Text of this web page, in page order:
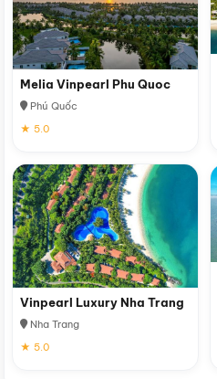
Melia Vinpearl Phu Quoc
Phú Quốc
★ 5.0
Vinpearl Luxury Nha Trang
Nha Trang
★ 5.0